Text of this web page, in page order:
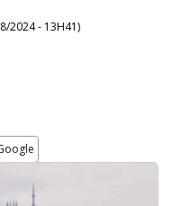
2024 - 13H41)